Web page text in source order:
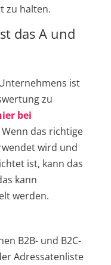
zu halten.
das A und
ist
zu
bei
Wenn das richtige
wird und
ist, kann das
kann
werden.
B2B- und B2C-
Adressatenliste